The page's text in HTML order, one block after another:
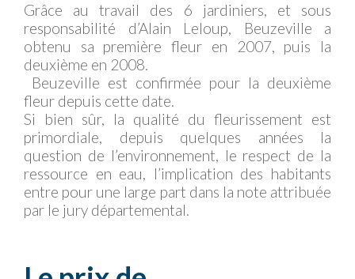
Grâce au travail des 6 jardiniers, et sous
responsabilité d’Alain Leloup, Beuzeville a
obtenu sa première fleur en 2007, puis la
deuxième en 2008.
Beuzeville est confirmée pour la deuxième
fleur depuis cette date.
Si bien sûr, la qualité du fleurissement est
primordiale, depuis quelques années la
question de l’environnement, le respect de la
ressource en eau, l’implication des habitants
entre pour une large part dans la note attribuée
par le jury départemental.